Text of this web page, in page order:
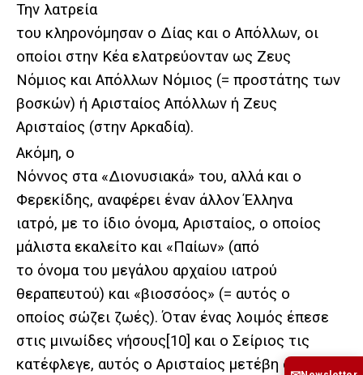
Την λατρεία
του κληρονόμησαν ο Δίας και ο Απόλλων, οι
οποίοι στην Κέα ελατρεύονταν ως Ζευς
Νόμιος και Απόλλων Νόμιος (= προστάτης των
βοσκών) ή Αρισταίος Απόλλων ή Ζευς
Αρισταίος (στην Αρκαδία).
Ακόμη, ο
Νόννος στα «Διονυσιακά» του, αλλά και ο
Φερεκίδης, αναφέρει έναν άλλον Έλληνα
ιατρό, με το ίδιο όνομα, Αρισταίος, ο οποίος
μάλιστα εκαλείτο και «Παίων» (από
το όνομα του μεγάλου αρχαίου ιατρού
θεραπευτού) και «βιοσσόος» (= αυτός ο
οποίος σώζει ζωές). Όταν ένας λοιμός έπεσε
στις μινωίδες νήσους[10] και ο Σείριος τις
κατέφλεγε, αυτός ο Αρισταίος μετέβη στην Κέα